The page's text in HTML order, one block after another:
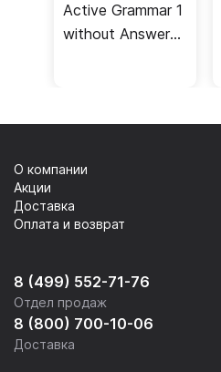
Active Grammar 1
without Answers
8 (499) 552-71-76
Отдел продаж
8 (800) 700-10-06
Доставка
О компании
Акции
Доставка
Оплата и возврат